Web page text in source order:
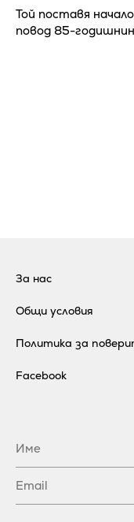
Той поставя
повод 85-
За нас
Общи условия
Политика за
Facebook